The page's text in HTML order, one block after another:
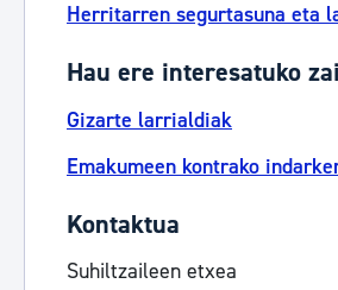
Herritarren segurtasuna eta
Hau ere interesatuko
Gizarte larrialdiak
Emakumeen kontrako
Kontaktua
Suhiltzaileen etxea